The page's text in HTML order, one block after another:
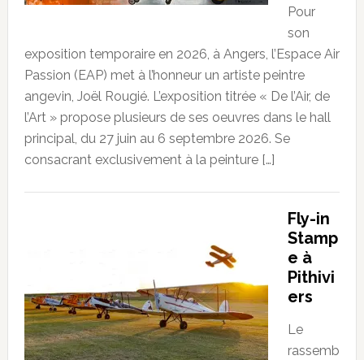
Pour
son
exposition temporaire en 2026, à Angers, l’Espace Air
Passion (EAP) met à l’honneur un artiste peintre
angevin, Joël Rougié. L’exposition titrée « De l’Air, de
l’Art » propose plusieurs de ses oeuvres dans le hall
principal, du 27 juin au 6 septembre 2026. Se
consacrant exclusivement à la peinture […]
Fly-in
Stamp
e à
Pithivi
ers
Le
rassemb